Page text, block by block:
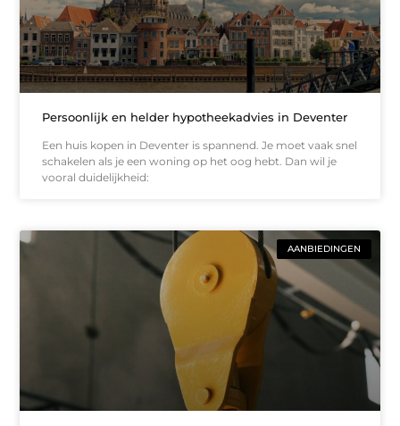
Persoonlijk en helder hypotheekadvies in Deventer
Een huis kopen in Deventer is spannend. Je moet vaak snel
schakelen als je een woning op het oog hebt. Dan wil je
vooral duidelijkheid:
AANBIEDINGEN